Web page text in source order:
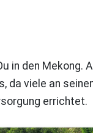
in den Mekong.
da viele an
errichtet.